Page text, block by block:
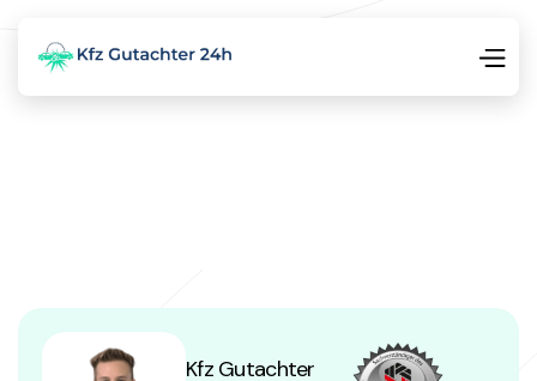
Kfz Gutachter